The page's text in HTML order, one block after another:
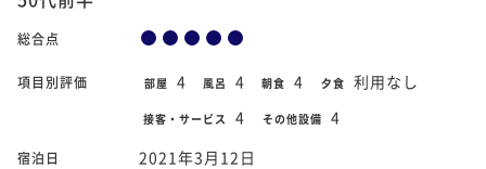
総合点
項目別評価 部屋 4 風呂 4 朝食 4 夕食 利用なし
接客・サービス 4 その他設備 4
宿泊日 2021年3月12日